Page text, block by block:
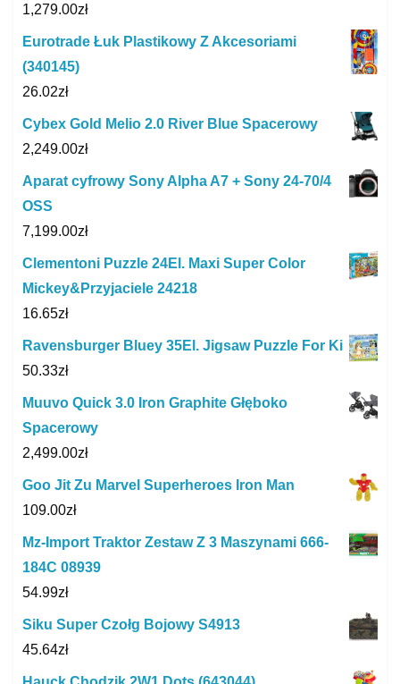
1,279.00zł
Eurotrade Łuk Plastikowy Z Akcesoriami
(340145)
26.02zł
Cybex Gold Melio 2.0 River Blue Spacerowy
2,249.00zł
Aparat cyfrowy Sony Alpha A7 + Sony 24-70/4
OSS
7,199.00zł
Clementoni Puzzle 24El. Maxi Super Color
Mickey&Przyjaciele 24218
16.65zł
Ravensburger Bluey 35El. Jigsaw Puzzle For Ki
50.33zł
Muuvo Quick 3.0 Iron Graphite Głęboko
Spacerowy
2,499.00zł
Goo Jit Zu Marvel Superheroes Iron Man
109.00zł
Mz-Import Traktor Zestaw Z 3 Maszynami 666-
184C 08939
54.99zł
Siku Super Czołg Bojowy S4913
45.64zł